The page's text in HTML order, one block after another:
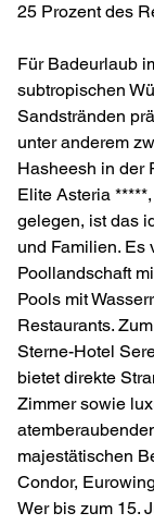
25 Prozent des
Für Badeurlaub
subtropischen
Sandstränden
unter anderem
Hasheesh in der
Elite Asteria
gelegen, ist das
und Familien. Es
Poollandschaft
Pools mit
Restaurants.
Sterne-Hotel
bietet direkte
Zimmer sowie
majestätischen
Condor,
Wer bis zum 15.